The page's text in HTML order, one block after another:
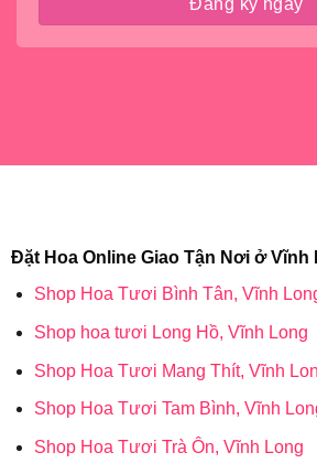
Đặt Hoa Online Giao Tận Nơi ở Vĩnh
Shop Hoa Tươi Bình Tân, Vĩnh
Shop hoa tươi Long Hồ, Vĩnh Long
Shop Hoa Tươi Mang Thít, Vĩnh
Shop Hoa Tươi Tam Bình, Vĩnh
Shop Hoa Tươi Trà Ôn, Vĩnh Long